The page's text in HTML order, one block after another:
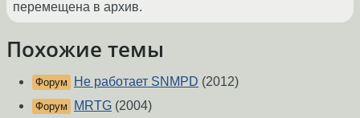
перемещена в архив.
Похожие темы
Форум Не работает SNMPD (2012)
Форум MRTG (2004)